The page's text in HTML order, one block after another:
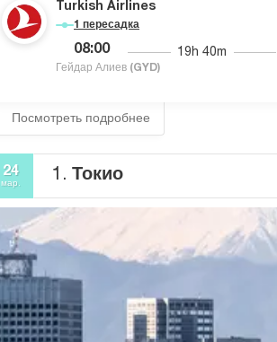
Turkish Airlines
1 пересадка
08:00
Гейдар Алиев (GYD)
19h 40m
Посмотреть подробнее
24
мар. 1. Токио